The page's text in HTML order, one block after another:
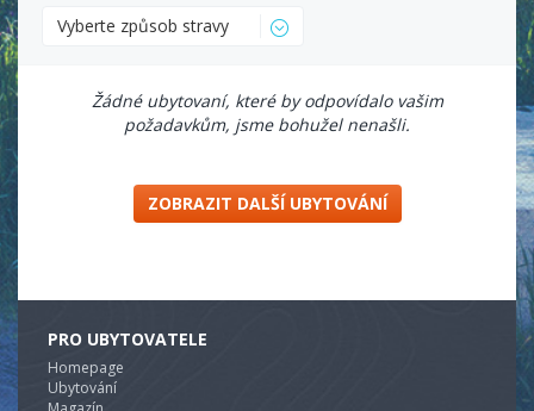
Vyberte způsob stravy
Žádné ubytovaní, které by odpovídalo vašim
požadavkům, jsme bohužel nenašli.
ZOBRAZIT DALŠÍ UBYTOVÁNÍ
PRO UBYTOVATELE
Homepage
Ubytování